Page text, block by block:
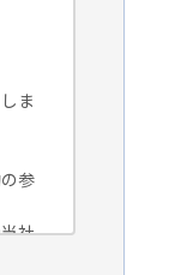
ま
参
社